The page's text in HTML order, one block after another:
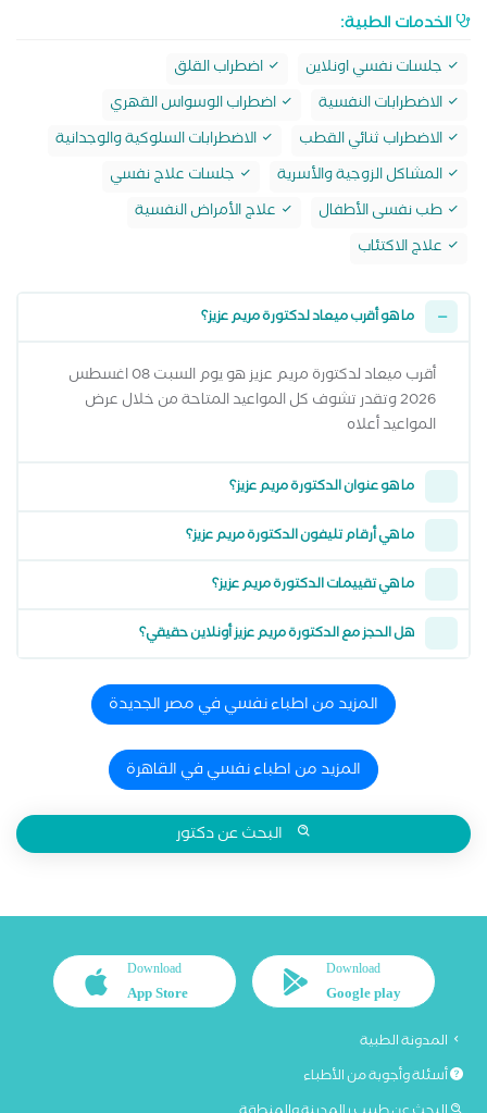
الخدمات الطبية:
جلسات نفسي اونلاين
اضطراب القلق
الاضطرابات النفسية
اضطراب الوسواس القهري
الاضطراب ثنائي القطب
الاضطرابات السلوكية والوجدانية
المشاكل الزوجية والأسرية
جلسات علاج نفسي
طب نفسى الأطفال
علاج الأمراض النفسية
علاج الاكتئاب
ما هو أقرب ميعاد لدكتورة مريم عزيز؟
أقرب ميعاد لدكتورة مريم عزيز هو يوم السبت 08 اغسطس
2026 وتقدر تشوف كل المواعيد المتاحة من خلال عرض
المواعيد أعلاه
ما هو عنوان الدكتورة مريم عزيز؟
ما هي أرقام تليفون الدكتورة مريم عزيز؟
ما هي تقييمات الدكتورة مريم عزيز؟
هل الحجز مع الدكتورة مريم عزيز أونلاين حقيقي؟
المزيد من اطباء نفسي في مصر الجديدة
المزيد من اطباء نفسي في القاهرة
البحث عن دكتور
Download
Google play
Download
App Store
المدونة الطبية
أسئلة وأجوبة من الأطباء